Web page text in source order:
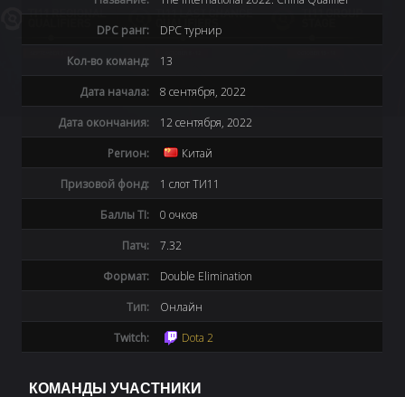
DPC ранг:
DPC турнир
Кол-во команд:
13
Дата начала:
8 сентября, 2022
Дата окончания:
12 сентября, 2022
Регион:
Китай
Призовой фонд:
1 слот ТИ11
Баллы TI:
0 очков
Патч:
7.32
Формат:
Double Elimination
Тип:
Онлайн
Twitch:
Dota 2
КОМАНДЫ УЧАСТНИКИ